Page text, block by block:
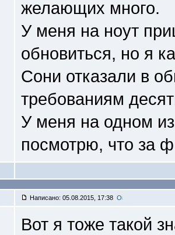
желающих много.
У меня на ноут
обновиться, но я
Сони отказали в
требованиям
У меня на одном
посмотрю, что за
Написано: 05.08.2015, 17:38
Вот я тоже такой